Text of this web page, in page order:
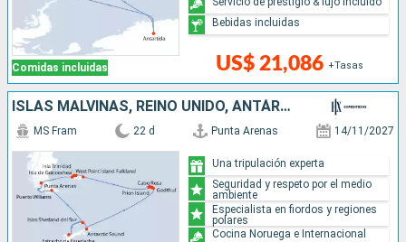
Comidas incluidas US$ 21,086 +Tasas
Bebidas incluidas
ISLAS MALVINAS, REINO UNIDO, ANTÁRTICO, CHILE
MS Fram 22 d Punta Arenas 14/11/2027
Una tripulación experta
Seguridad y respeto por el medio
ambiente
Especialista en fiordos y regiones
polares
Cocina Noruega e Internacional